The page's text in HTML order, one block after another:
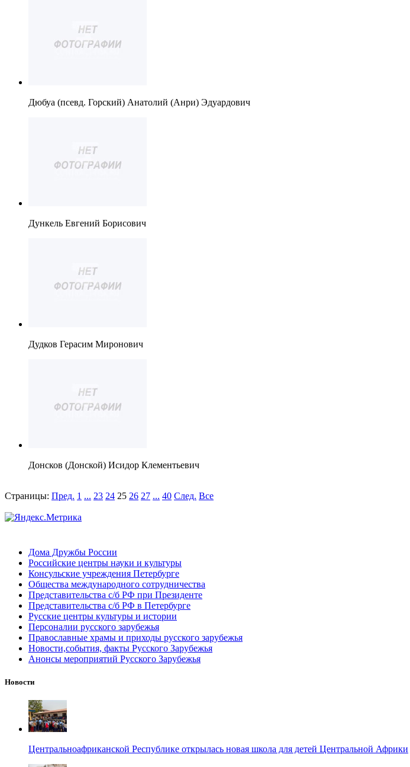
Дюбуа (псевд. Горский) Анатолий (Анри) Эдуардович
Дункель Евгений Борисович
Дудков Герасим Миронович
Донсков (Донской) Исидор Клементьевич
Страницы: Пред. 1 ... 23 24 25 26 27 ... 40 След. Все
Дома Дружбы России
Российские центры науки и культуры
Консульские учреждения Петербурге
Общества международного сотрудничества
Представительства с/б РФ при Президенте
Представительства с/б РФ в Петербурге
Русские центры культуры и истории
Персоналии русского зарубежья
Православные храмы и приходы русского зарубежья
Новости,события, факты Русского Зарубежья
Анонсы мероприятий Русского Зарубежья
Новости
Центральноафриканской Республике открылась новая школа для детей Центральной Африки